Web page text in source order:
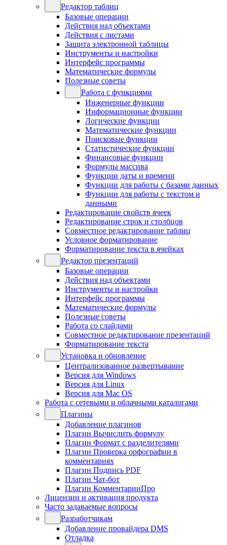
Редактор таблиц
Базовые операции
Действия над объектами
Действия с листами
Защита электронной таблицы
Инструменты и настройки
Интерфейс программы
Математические формулы
Полезные советы
Работа с функциями
Инженерные функции
Информационные функции
Логические функции
Математические функции
Поисковые функции
Статистические функции
Финансовые функции
Формулы массива
Функции даты и времени
Функции для работы с базами данных
Функции для работы с текстом и
данными
Редактирование свойств ячеек
Редактирование строк и столбцов
Совместное редактирование таблиц
Условное форматирование
Форматирование текста в ячейках
Редактор презентаций
Базовые операции
Действия над объектами
Инструменты и настройки
Интерфейс программы
Математические формулы
Полезные советы
Работа со слайдами
Совместное редактирование презентаций
Форматирование текста
Установка и обновление
Централизованное развертывание
Версия для Windows
Версия для Linux
Версия для Mac OS
Работа с сетевыми и облачными каталогами
Плагины
Добавление плагинов
Плагин Вычислить формулу
Плагин Формат с разделителями
Плагин Проверка орфографии в
комментариях
Плагин Подпись PDF
Плагин Чат-бот
Плагин КомментарииПро
Лицензии и активация продукта
Часто задаваемые вопросы
Разработчикам
Добавление провайдера DMS
Отладка